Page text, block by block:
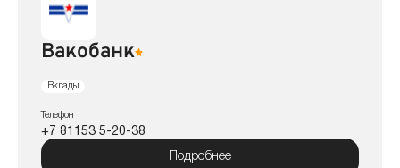
Вакобанк
Вклады
Телефон
+7 81153 5-20-38
Подробнее